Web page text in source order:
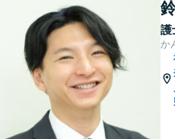
護
か